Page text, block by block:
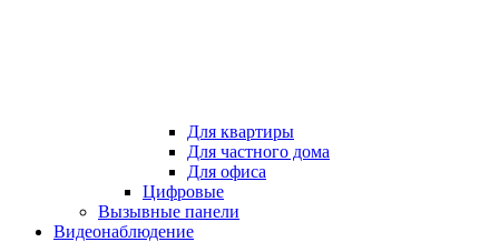
Для квартиры
Для частного дома
Для офиса
Цифровые
Вызывные панели
Видеонаблюдение